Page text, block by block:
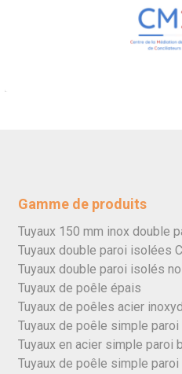
Gamme de produits
Tuyaux 150 mm inox double
Tuyaux double paroi isolées
Tuyaux double paroi isolés
Tuyaux de poêle épais
Tuyaux de poêles acier
Tuyaux de poêle simple paroi
Tuyaux en acier simple paroi
Tuyaux de poêle simple